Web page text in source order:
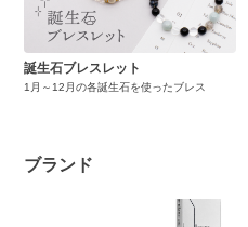
誕生石ブレスレット
1月～12月の各誕生石を使ったブレス
ブランド